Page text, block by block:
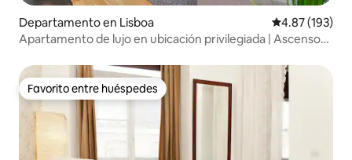
Departamento en Lisboa Calificación
4.87 (193)
Apartamento de lujo en ubicación privilegiada | Ascensor |
Favorito entre huéspedes
Favorito entre huéspedes